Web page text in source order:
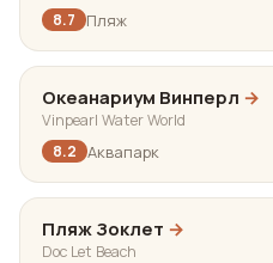
8.7
Пляж
Океанариум Винперл →
Vinpearl Water World
8.2 Аквапарк
Пляж Зоклет →
Doc Let Beach